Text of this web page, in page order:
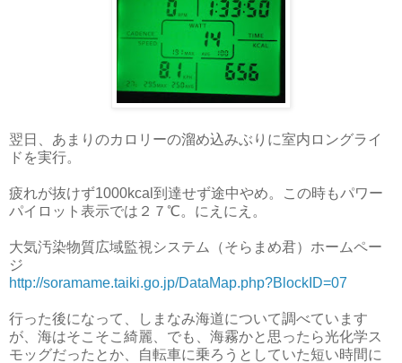
翌日、あまりのカロリーの溜め込みぶりに室内ロングライ
ドを実行。
疲れが抜けず1000kcal到達せず途中やめ。この時もパワー
パイロット表示では２７℃。にえにえ。
大気汚染物質広域監視システム（そらまめ君）ホームペー
ジ
http://soramame.taiki.go.jp/DataMap.php?BlockID=07
行った後になって、しまなみ海道について調べています
が、海はそこそこ綺麗、でも、海霧かと思ったら光化学ス
モッグだったとか、自転車に乗ろうとしていた短い時間に